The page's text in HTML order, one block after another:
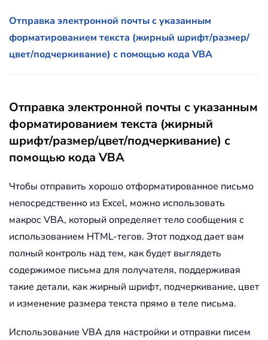
Отправка электронной почты с указанным
форматированием текста (жирный шрифт/размер/
цвет/подчеркивание) с помощью кода VBA
Отправка электронной почты с указанным
форматированием текста (жирный
шрифт/размер/цвет/подчеркивание) с
помощью кода VBA
Чтобы отправить хорошо отформатированное письмо
непосредственно из Excel, можно использовать
макрос VBA, который определяет тело сообщения с
использованием HTML-тегов. Этот подход дает вам
полный контроль над тем, как будет выглядеть
содержимое письма для получателя, поддерживая
такие детали, как жирный шрифт, подчеркивание, цвет
и изменение размера текста прямо в теле письма.
Использование VBA для настройки и отправки писем